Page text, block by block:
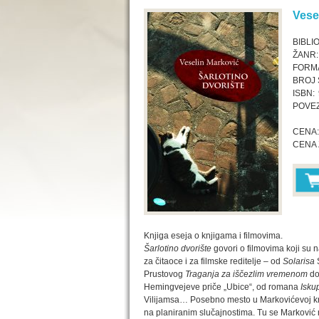
ŽANR:
BROJ
ISBN:
CENA:
CENA
Knjiga eseja o knjigama i filmovima.
Šarlotino dvorište govori o filmovima koji su
za čitaoce i za filmske reditelje – od Solarisa
Prustovog Traganja za iščezlim vremenom
Hemingvejeve priče „Ubice“, od romana
Vilijamsa… Posebno mesto u Markovićevoj
na planiranim slučajnostima. Tu se